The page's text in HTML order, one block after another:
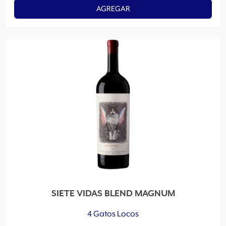
AGREGAR
SIETE VIDAS BLEND MAGNUM
4 Gatos Locos